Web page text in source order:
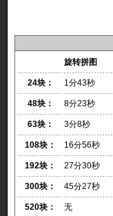
旋转拼图
24块： 1分43秒
48块： 8分23秒
63块： 3分8秒
108块： 16分56秒
192块： 27分30秒
300块： 45分27秒
520块： 无